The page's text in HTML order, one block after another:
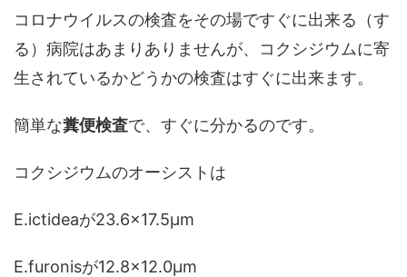
コロナウイルスの検査をその場ですぐに出来る（す
る）病院はあまりありませんが、コクシジウムに寄
生されているかどうかの検査はすぐに出来ます。
簡単な糞便検査で、すぐに分かるのです。
コクシジウムのオーシストは
E.ictideaが23.6×17.5μm
E.furonisが12.8×12.0μm